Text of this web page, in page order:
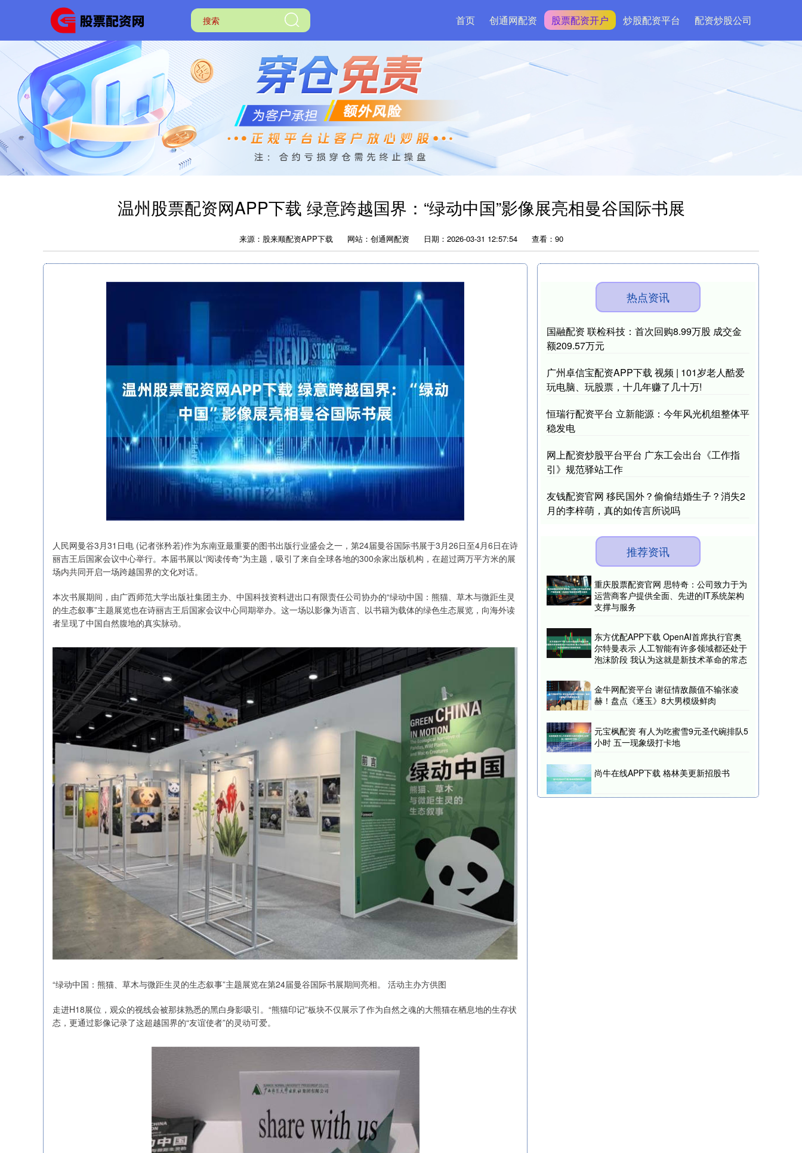
首页 创通网配资 股票配资开户 炒股配资平台 配资炒股公司
温州股票配资网APP下载 绿意跨越国界：“绿动中国”影像展亮相曼谷国际书展
来源：股来顺配资APP下载 网站：创通网配资 日期：2026-03-31 12:57:54 查看：90
人民网曼谷3月31日电 (记者张矜若)作为东南亚最重要的图书出版行业盛会之一，第24届曼谷国际书展于3月26日至4月6日在诗
丽吉王后国家会议中心举行。本届书展以“阅读传奇”为主题，吸引了来自全球各地的300余家出版机构，在超过两万平方米的展
场内共同开启一场跨越国界的文化对话。
本次书展期间，由广西师范大学出版社集团主办、中国科技资料进出口有限责任公司协办的“绿动中国：熊猫、草木与微距生灵
的生态叙事”主题展览也在诗丽吉王后国家会议中心同期举办。这一场以影像为语言、以书籍为载体的绿色生态展览，向海外读
者呈现了中国自然腹地的真实脉动。
“绿动中国：熊猫、草木与微距生灵的生态叙事”主题展览在第24届曼谷国际书展期间亮相。 活动主办方供图
走进H18展位，观众的视线会被那抹熟悉的黑白身影吸引。“熊猫印记”板块不仅展示了作为自然之魂的大熊猫在栖息地的生存状
态，更通过影像记录了这超越国界的“友谊使者”的灵动可爱。
热点资讯
国融配资 联检科技：首次回购8.99万股 成交金
额209.57万元
广州卓信宝配资APP下载 视频 | 101岁老人酷爱
玩电脑、玩股票，十几年赚了几十万!
恒瑞行配资平台 立新能源：今年风光机组整体平
稳发电
网上配资炒股平台平台 广东工会出台《工作指
引》规范驿站工作
友钱配资官网 移民国外？偷偷结婚生子？消失2
月的李梓萌，真的如传言所说吗
推荐资讯
重庆股票配资官网 思特奇：公司致力于为
运营商客户提供全面、先进的IT系统架构
支撑与服务
东方优配APP下载 OpenAI首席执行官奥
尔特曼表示 人工智能有许多领域都还处于
泡沫阶段 我认为这就是新技术革命的常态
金牛网配资平台 谢征情敌颜值不输张凌
赫！盘点《逐玉》8大男模级鲜肉
元宝枫配资 有人为吃蜜雪9元圣代碗排队5
小时 五一现象级打卡地
尚牛在线APP下载 格林美更新招股书